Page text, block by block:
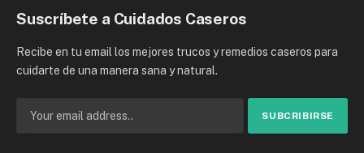
Suscríbete a Cuidados Caseros
Recibe en tu email los mejores trucos y remedios caseros para
cuidarte de una manera sana y natural.